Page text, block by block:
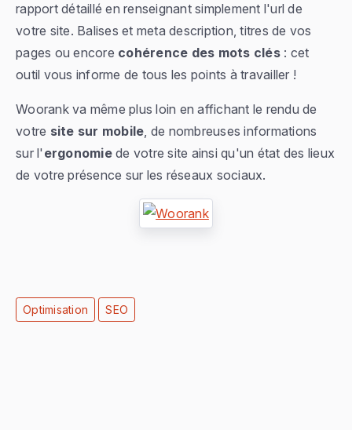
rapport détaillé en renseignant simplement l'url de
votre site. Balises et meta description, titres de vos
pages ou encore cohérence des mots clés: cet
outil vous informe de tous les points à travailler !
Woorank va même plus loin en affichant le rendu de
votre site sur mobile , de nombreuses informations
sur l' ergonomiede votre site ainsi qu'un état des lieux
de votre présence sur les réseaux sociaux.
Optimisation SEO